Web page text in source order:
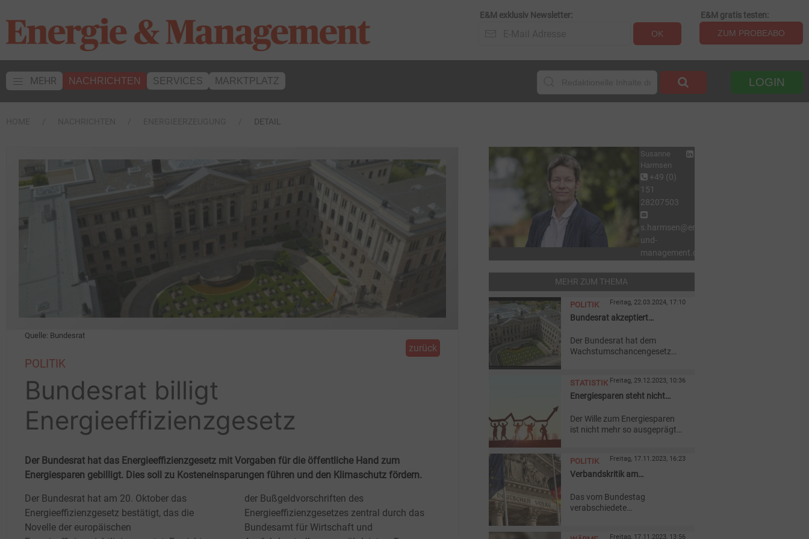
E&M exklusiv Newsletter:
OK
E&M gratis testen:
ZUM PROBEABO
MEHR NACHRICHTEN SERVICES MARKTPLATZ LOGIN
DETAIL
Quelle: Bundesrat
zurück
POLITIK
Bundesrat billigt
Energieeffizienzgesetz
Der Bundesrat hat das Energieeffizienzgesetz mit Vorgaben für die öffentliche Hand zum
Energiesparen gebilligt. Dies soll zu Kosteneinsparungen führen und den Klimaschutz fördern.
Der Bundesrat hat am 20. Oktober das
Energieeffizienzgesetz bestätigt, das die
Novelle der europäischen
der Bußgeldvorschriften des
Energieeffizienzgesetzes zentral durch das
Bundesamt für Wirtschaft und
Susanne
Harmsen
+49 (0)
151
28207503
s.harmsen@energie-
und-
management.de
MEHR ZUM THEMA
POLITIK Freitag, 22.03.2024, 17:10
Bundesrat akzeptiert
und Biodiesel
Der Bundesrat hat dem
Wachstumschancengesetz
2024 sowie die Einführung des
Klimageldes noch in diesem
STATISTIK Freitag, 29.12.2023, 10:36
Energiesparen steht nicht
Der Wille zum Energiesparen
ist nicht mehr so ausgeprägt
Vorsätzen für 2024. Es wird
auch wieder mehr geheizt.
POLITIK Freitag, 17.11.2023, 16:23
Verbandskritik am
Das vom Bundestag
verabschiedete
Freitag, 17.11.2023, 13:56